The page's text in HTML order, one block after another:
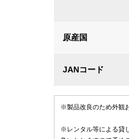
原産国
JANコード
※製品改良のため外観
※レンタル等による貸